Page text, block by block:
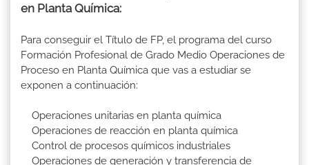
en Planta Química:
Para conseguir el Título de FP, el programa del curso
Formación Profesional de Grado Medio Operaciones de
Proceso en Planta Química que vas a estudiar se
exponen a continuación:
Operaciones unitarias en planta química
Operaciones de reacción en planta química
Control de procesos químicos industriales
Operaciones de generación y transferencia de